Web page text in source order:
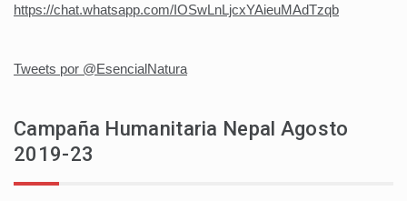
https://chat.whatsapp.com/IOSwLnLjcxYAieuMAdTzqb
Tweets por @EsencialNatura
Campaña Humanitaria Nepal Agosto
2019-23